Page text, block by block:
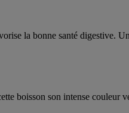
la bonne santé digestive.
boisson son intense couleur